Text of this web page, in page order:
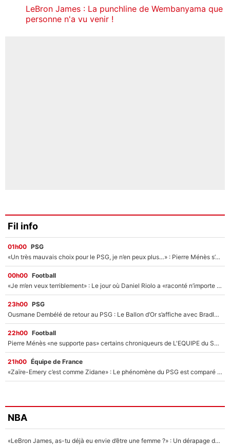
LeBron James : La punchline de Wembanyama que
personne n'a vu venir !
Fil info
01h00 PSG
«Un très mauvais choix pour le PSG, je n’en peux plus…» : Pierre Ménès s’est complètement trompé avec Luis Enrique et ces déclarations le prouvent !
00h00 Football
«Je m’en veux terriblement» : Le jour où Daniel Riolo a «raconté n’importe quoi» dans l'After Foot !
23h00 PSG
Ousmane Dembélé de retour au PSG : Le Ballon d’Or s’affiche avec Bradley Barcola en plein cœur du feuilleton sur son départ !
22h00 Football
Pierre Ménès «ne supporte pas» certains chroniqueurs de L'EQUIPE du Soir : Ils vont tous partir !
21h00 Équipe de France
«Zaïre-Emery c’est comme Zidane» : Le phénomène du PSG est comparé à son nouveau sélectionneur... et ils vont se retrouver en Bleus !
NBA
«LeBron James, as-tu déjà eu envie d’être une femme ?» : Un dérapage de Donald Trump sur la superstar de la NBA refait surface